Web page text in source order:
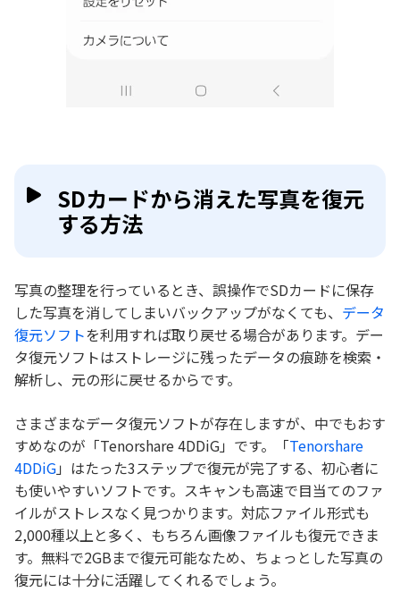
SDカードから消えた写真を復元
する方法
写真の整理を行っているとき、誤操作でSDカードに保存
した写真を消してしまいバックアップがなくても、 データ
復元ソフトを利用すれば取り戻せる場合があります。デー
タ復元ソフトはストレージに残ったデータの痕跡を検索・
解析し、元の形に戻せるからです。
さまざまなデータ復元ソフトが存在しますが、中でもおす
すめなのが「Tenorshare 4DDiG」です。「Tenorshare
4DDiG」はたった3ステップで復元が完了する、初心者に
も使いやすいソフトです。スキャンも高速で目当てのファ
イルがストレスなく見つかります。対応ファイル形式も
2,000種以上と多く、もちろん画像ファイルも復元できま
す。無料で2GBまで復元可能なため、ちょっとした写真の
復元には十分に活躍してくれるでしょう。